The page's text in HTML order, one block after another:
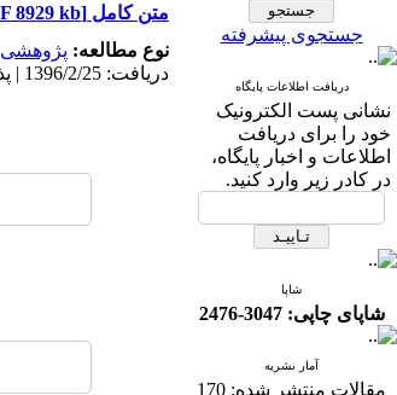
جستجوی پیشرفته
دریافت اطلاعات پایگاه
نشانی پست الکترونیک
خود را برای دریافت
اطلاعات و اخبار پایگاه،
در کادر زیر وارد کنید.
شاپا
شاپای چاپی: 3047-2476
آمار نشریه
مقالات منتشر شده: 170
متن کامل [PDF 8929 kb]
نوع مطالعه: پژوهشی
دریافت: 1396/2/25 | پذیرش: 1396/6/5 | انتشار: 1396/7/11